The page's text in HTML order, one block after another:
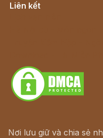
Liên kết
Nơi lưu giữ và chia sẻ